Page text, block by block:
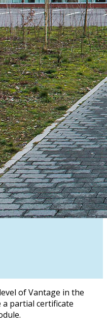
ofVantage in the
a partial certificate